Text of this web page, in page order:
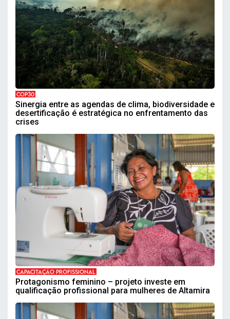
COP30
Sinergia entre as agendas de clima, biodiversidade e
desertificação é estratégica no enfrentamento das
crises
CAPACITAÇÃO PROFISSIONAL
Protagonismo feminino – projeto investe em
qualificação profissional para mulheres de Altamira